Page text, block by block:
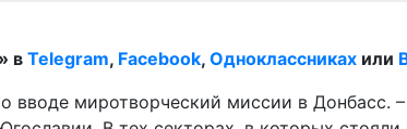
в Telegram, Facebook, Одноклассниках или
вводе миротворческий миссии в